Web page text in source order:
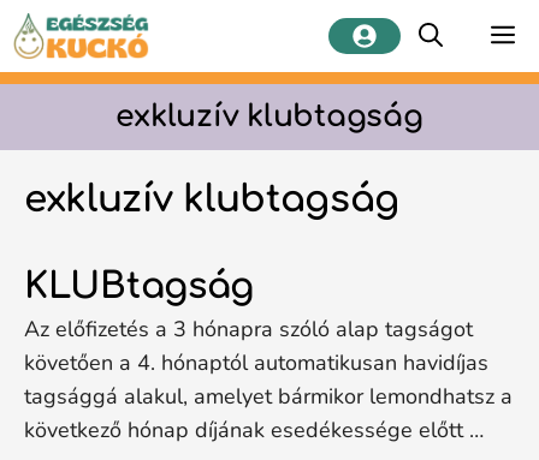
Kilépés
tartalomba
exkluzív klubtagság
exkluzív klubtagság
KLUBtagság
Az előfizetés a 3 hónapra szóló alap tagságot
követően a 4. hónaptól automatikusan havidíjas
tagsággá alakul, amelyet bármikor lemondhatsz a
következő hónap díjának esedékessége előtt …